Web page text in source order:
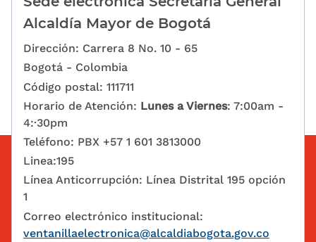
Alcaldía Mayor de Bogotá
Dirección: Carrera 8 No. 10 - 65
Bogotá - Colombia
Código postal: 111711
Horario de Atención: Lunes a Viernes: 7:00am -
4:·30pm
Teléfono: PBX +57 1 601 3813000
Linea:195
Línea Anticorrupción: Línea Distrital 195 opción
1
Correo electrónico institucional:
ventanillaelectronica@alcaldiabogota.gov.co